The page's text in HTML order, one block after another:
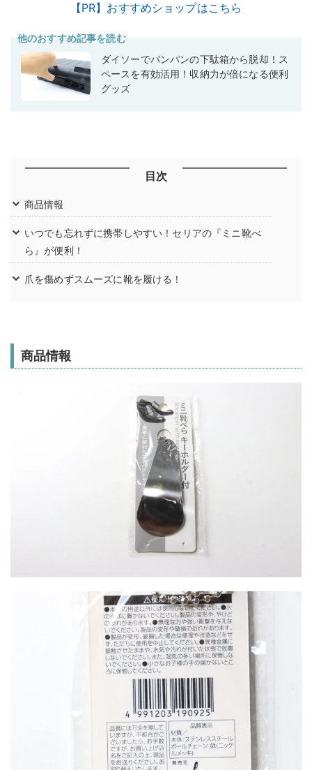
【PR】おすすめショップはこちら
他のおすすめ記事を読む
ダイソーでパンパンの下駄箱から脱却！ス
ペースを有効活用！収納力が倍になる便利
グッズ
目次
商品情報
いつでも忘れずに携帯しやすい！セリアの『ミニ靴べ
ら』が便利！
爪を傷めずスムーズに靴を履ける！
商品情報